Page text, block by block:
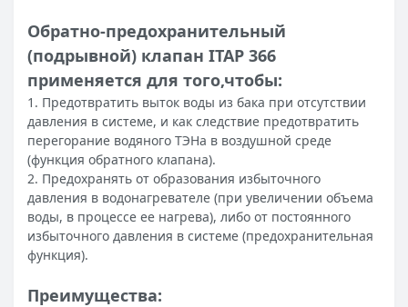
Обратно-предохранительный
(подрывной) клапан ITAP 366
применяется для того,чтобы:
1. Предотвратить выток воды из бака при отсутствии
давления в системе, и как следствие предотвратить
перегорание водяного ТЭНа в воздушной среде
(функция обратного клапана).
2. Предохранять от образования избыточного
давления в водонагревателе (при увеличении объема
воды, в процессе ее нагрева), либо от постоянного
избыточного давления в системе (предохранительная
функция).
Преимущества: